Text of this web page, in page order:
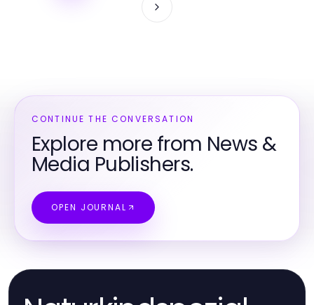
CONTINUE THE CONVERSATION
Explore more from News &
Media Publishers.
OPEN JOURNAL